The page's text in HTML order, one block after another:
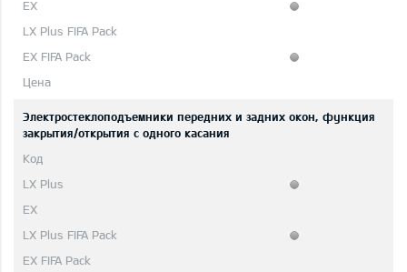
Электростеклоподъемники передних и задних окон, функция
закрытия/открытия с одного касания